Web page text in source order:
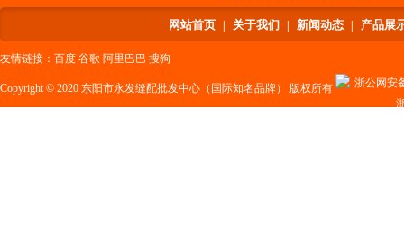
网站首页 关于我们 新闻动态 产品展
友情链接： 百度 谷歌 阿里巴巴 搜狗
Copyright © 2020 东阳市永发缝配批发中心（国际知名品牌） 版权所有
浙公网安